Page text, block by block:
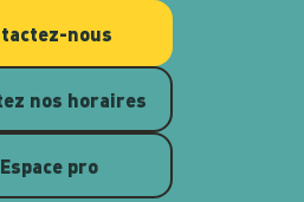
nous
nos horaires
Espace pro